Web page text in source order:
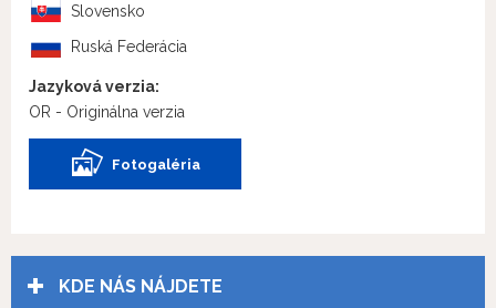
Slovensko
Ruská Federácia
Jazyková verzia:
OR - Originálna verzia
Fotogaléria
KDE NÁS NÁJDETE